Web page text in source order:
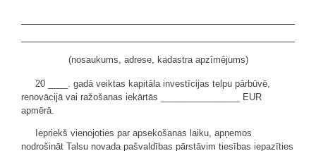
(nosaukums, adrese, kadastra apzīmējums)
20 ____. gadā veiktas kapitāla investīcijas telpu pārbūvē,
renovācijā vai ražošanas iekārtās ________________ EUR
apmērā.
Iepriekš vienojoties par apsekošanas laiku, apņemos
nodrošināt Talsu novada pašvaldības pārstāvim tiesības iepazīties